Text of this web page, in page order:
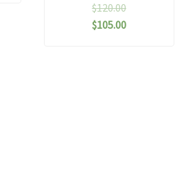
$120.00
$105.00